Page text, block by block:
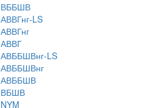
ВББШВ
АВВГнг-LS
АВВГнг
АВВГ
АВББШВнг-LS
АВББШВнг
АВББШВ
ВБШВ
NYM